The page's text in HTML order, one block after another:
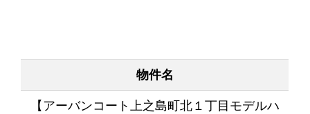
物件名
【アーバンコート上之島町北１丁目モデルハ